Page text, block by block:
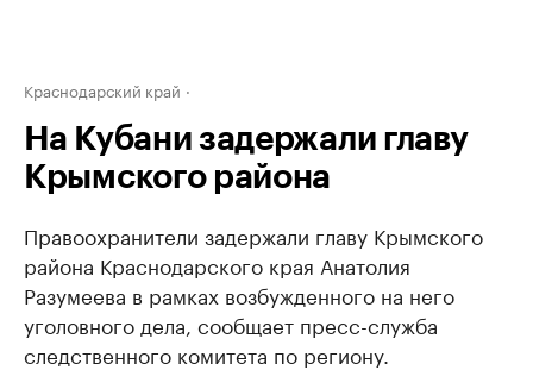
Краснодарский край
На Кубани задержали главу
Крымского района
Правоохранители задержали главу Крымского
района Краснодарского края Анатолия
Разумеева в рамках возбужденного на него
уголовного дела, сообщает пресс-служба
следственного комитета по региону.